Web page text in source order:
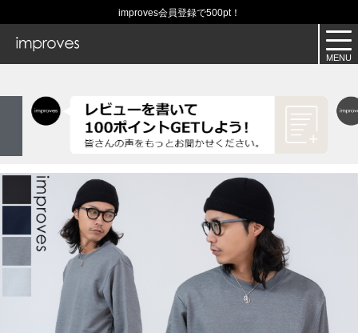
improves会員登録で500pt！